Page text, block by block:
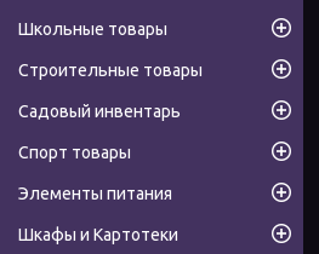
Школьные товары
Строительные товары
Садовый инвентарь
Спорт товары
Элементы питания
Шкафы и Картотеки